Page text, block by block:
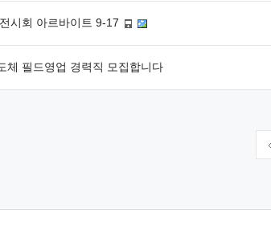
시회 아르바이트 9-17
체 필드영업 경력직 모집합니다